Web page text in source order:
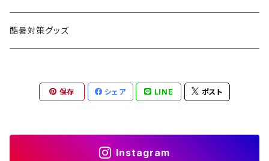
BEDROCK SANDALS
BROOKLYN WORKS
クッキングギア
カトラリー
ヘッドライト／ランタン
アクセサリー
アクセサリー
LEDライト
焚火台
七輪、グリル
暖房器具
ガスストーブ
湯たんぽ
斧、鉈
クッキングギア
バーナー／ストーブ
コンテナ、ギアケース
ヘッドギア
フットウェア
アクセサリー
アウトレット
酷暑対策グッズ
保存 シェア LINE ポスト
Instagram